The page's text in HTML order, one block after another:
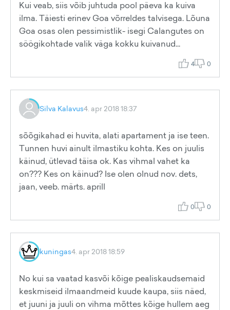
Kui veab, siis võib juhtuda pool päeva ka kuiva
ilma. Täiesti erinev Goa võrreldes talvisega. Lõuna
Goa osas olen pessimistlik- isegi Calangutes on
söögikohtade valik väga kokku kuivanud...
4 0
Silva Kalavus4. apr 2018 18:37
sõõgikahad ei huvita, alati apartament ja ise teen.
Tunnen huvi ainult ilmastiku kohta. Kes on juulis
käinud, ütlevad täisa ok. Kas vihmal vahet ka
on??? Kes on käinud? Ise olen olnud nov. dets,
jaan, veeb. märts. aprill
0 0
kuningas4. apr 2018 18:59
No kui sa vaatad kasvõi kõige pealiskaudsemaid
keskmiseid ilmaandmeid kuude kaupa, siis näed,
et juuni ja juuli on vihma mõttes kõige hullem aeg